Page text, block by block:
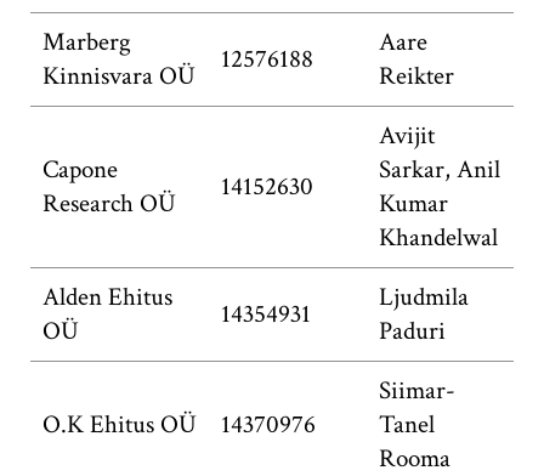
Marberg
Kinnisvara OÜ
12576188
Aare
Reikter
Capone
Research OÜ
14152630
Avijit
Sarkar, Anil
Kumar
Khandelwal
Alden Ehitus
OÜ
14354931
Ljudmila
Paduri
O.K Ehitus OÜ 14370976
Siimar-
Tanel
Rooma